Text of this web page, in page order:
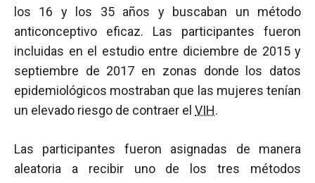
los 16 y los 35 años y buscaban un método
anticonceptivo eficaz. Las participantes fueron
incluidas en el estudio entre diciembre de 2015 y
septiembre de 2017 en zonas donde los datos
epidemiológicos mostraban que las mujeres tenían
un elevado riesgo de contraer el VIH.
Las participantes fueron asignadas de manera
aleatoria a recibir uno de los tres métodos